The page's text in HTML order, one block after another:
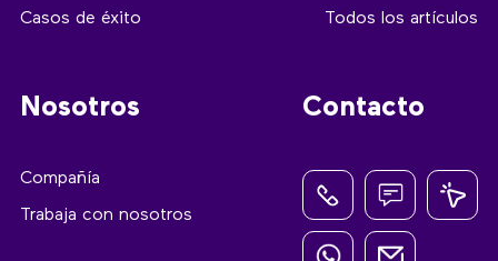
Casos de éxito Todos los artículos
Nosotros
Compañía
Trabaja con nosotros
Contacto